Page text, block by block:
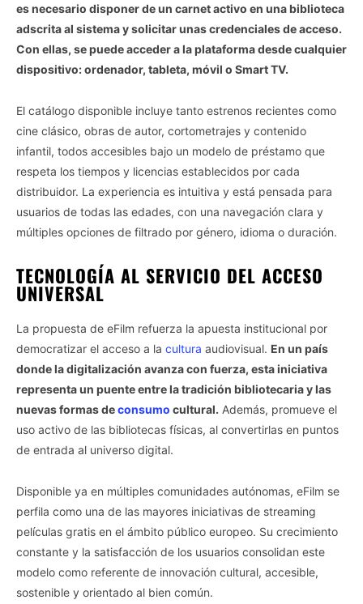
es necesario disponer de un carnet activo en una biblioteca
adscrita al sistema y solicitar unas credenciales de acceso.
Con ellas, se puede acceder a la plataforma desde cualquier
dispositivo: ordenador, tableta, móvil o Smart TV.
El catálogo disponible incluye tanto estrenos recientes como
cine clásico, obras de autor, cortometrajes y contenido
infantil, todos accesibles bajo un modelo de préstamo que
respeta los tiempos y licencias establecidos por cada
distribuidor. La experiencia es intuitiva y está pensada para
usuarios de todas las edades, con una navegación clara y
múltiples opciones de filtrado por género, idioma o duración.
TECNOLOGÍA AL SERVICIO DEL ACCESO
UNIVERSAL
La propuesta de eFilm refuerza la apuesta institucional por
democratizar el acceso a la cultura audiovisual. En un país
donde la digitalización avanza con fuerza, esta iniciativa
representa un puente entre la tradición bibliotecaria y las
nuevas formas deconsumo cultural. Además, promueve el
uso activo de las bibliotecas físicas, al convertirlas en puntos
de entrada al universo digital.
Disponible ya en múltiples comunidades autónomas, eFilm se
perfila como una de las mayores iniciativas de streaming
películas gratis en el ámbito público europeo. Su crecimiento
constante y la satisfacción de los usuarios consolidan este
modelo como referente de innovación cultural, accesible,
sostenible y orientado al bien común.